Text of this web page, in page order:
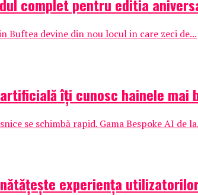
complet pentru editia
Buftea devine din nou locul in care zeci de...
îți cunosc hainele mai
se schimbă rapid. Gama Bespoke AI de
experiența